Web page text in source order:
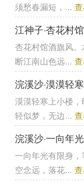
须愁春漏短，...
江神子·杏花村
杏花村馆酒旗风
断江南山色远...
浣溪沙·漠漠轻
漠漠轻寒上小楼
轻似梦，无边...
浣溪沙·一向年
一向年光有限身
空念远，落花...